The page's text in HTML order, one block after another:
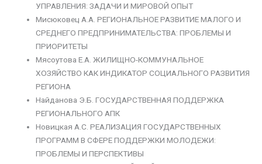
УПРАВЛЕНИЯ: ЗАДАЧИ И МИРОВОЙ ОПЫТ
Мисюковец А.А. РЕГИОНАЛЬНОЕ РАЗВИТИЕ МАЛОГО И
СРЕДНЕГО ПРЕДПРИНИМАТЕЛЬСТВА: ПРОБЛЕМЫ И
ПРИОРИТЕТЫ
Мясоутова Е.А. ЖИЛИЩНО-КОММУНАЛЬНОЕ
ХОЗЯЙСТВО КАК ИНДИКАТОР СОЦИАЛЬНОГО РАЗВИТИЯ
РЕГИОНА
Найданова Э.Б. ГОСУДАРСТВЕННАЯ ПОДДЕРЖКА
РЕГИОНАЛЬНОГО АПК
Новицкая А.С. РЕАЛИЗАЦИЯ ГОСУДАРСТВЕННЫХ
ПРОГРАММ В СФЕРЕ ПОДДЕРЖКИ МОЛОДЕЖИ:
ПРОБЛЕМЫ И ПЕРСПЕКТИВЫ